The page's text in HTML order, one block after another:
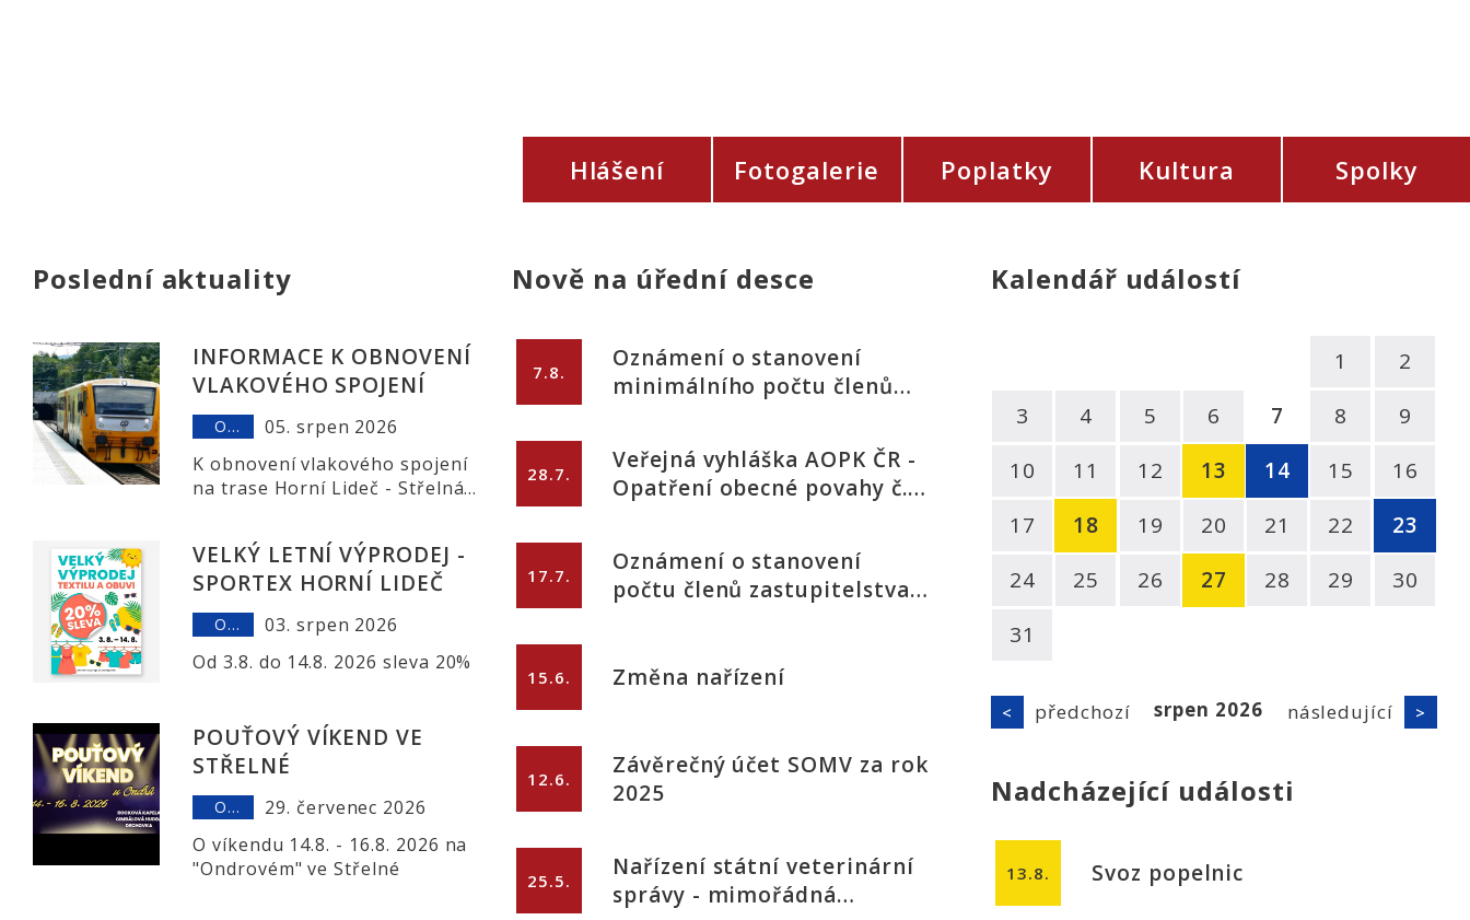
Hlášení Fotogalerie Poplatky Kultura Spolky
Poslední aktuality
INFORMACE K OBNOVENÍ
VLAKOVÉHO SPOJENÍ
OSTATNÍ
05. srpen 2026
K obnovení vlakového spojení
na trase Horní Lideč - Střelná -
VELKÝ LETNÍ VÝPRODEJ -
SPORTEX HORNÍ LIDEČ
OSTATNÍ
03. srpen 2026
Od 3.8. do 14.8. 2026 sleva 20%
POUŤOVÝ VÍKEND VE
STŘELNÉ
OSTATNÍ
29. červenec 2026
O víkendu 14.8. - 16.8. 2026 na
"Ondrovém" ve Střelné
Nově na úřední desce
7.8.
Oznámení o stanovení
minimálního počtu členů
pro volby do zastupitelstev
obcí
28.7.
Veřejná vyhláška AOPK ČR -
Opatření obecné povahy č.
17.7.
Oznámení o stanovení
počtu členů zastupitelstva,
archu
15.6. Změna nařízení
12.6.
Závěrečný účet SOMV za rok
2025
25.5.
Nařízení státní veterinární
správy - mimořádná
Kalendář událostí
1
2
3
4 5 6 7 8
9
10
11 12 13 14 15
16
17
18 19 20 21 22
23
24
25 26 27 28 29
30
31
< předchozí srpen 2026 následující >
Nadcházející události
13.8. Svoz popelnic